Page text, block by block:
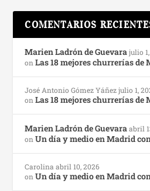
COMENTARIOS
Marien Ladrón de Guevara julio
onLas 18 mejores churrerías de
José Antonio Gómez Yáñez julio 1,
onLas 18 mejores churrerías de
Marien Ladrón de Guevara abril
onUn día y medio en Madrid
Carolina abril 10, 2026
onUn día y medio en Madrid